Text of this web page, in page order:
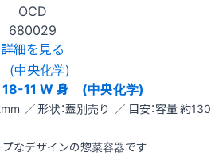
OCD
680029
詳細を見る
18-11 W 身 (中央化学)
／ 形状：蓋別売り ／ 目安：容量 約
なデザインの惣菜容器です